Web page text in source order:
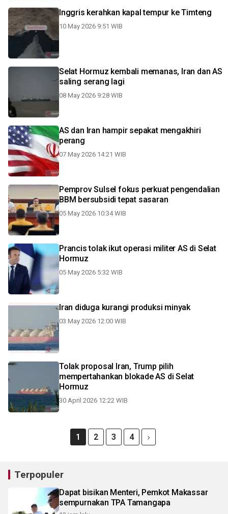
Inggris kerahkan kapal tempur ke Timteng
10 May 2026 9:51 WIB
Selat Hormuz kembali memanas, Iran dan AS
saling serang lagi
08 May 2026 9:28 WIB
AS dan Iran hampir sepakat mengakhiri
perang
07 May 2026 14:21 WIB
Pemprov Sulsel fokus perkuat pengendalian
BBM bersubsidi tepat sasaran
05 May 2026 10:34 WIB
Prancis tolak ikut operasi militer AS di Selat
Hormuz
05 May 2026 5:32 WIB
Iran diduga kurangi produksi minyak
03 May 2026 12:00 WIB
Tolak proposal Iran, Trump pilih
mempertahankan blokade AS di Selat
Hormuz
30 April 2026 12:22 WIB
1 2 3 4
Terpopuler
Dapat bisikan Menteri, Pemkot Makassar
sempurnakan TPA Tamangapa